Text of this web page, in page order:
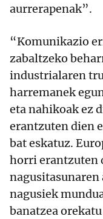
aurrerapenak”.
“Komunikazio
zabaltzeko
industrialaren
harremanek
eta nahikoak ez
erantzuten dien
bat eskatuz.
horri erantzuten
nagusiek
banatzea